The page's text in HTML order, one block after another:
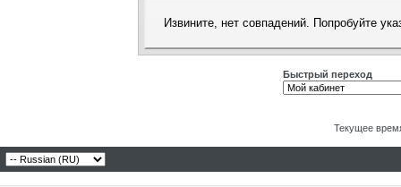
Извините, нет совпадений. Попробуйте
Быстрый переход
Текущее